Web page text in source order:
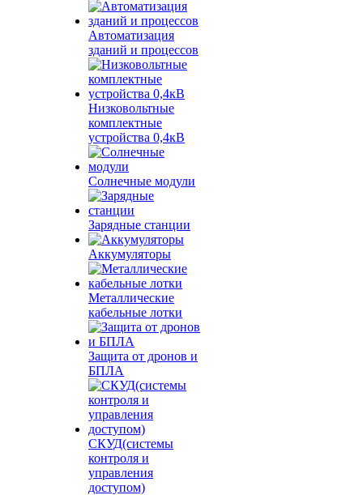
Автоматизация
зданий и процессов
Низковольтные
комплектные
устройства 0,4кВ
Солнечные модули
Зарядные станции
Аккумуляторы
Металлические
кабельные лотки
Защита от дронов и
БПЛА
СКУД(системы
контроля и
управления
доступом)